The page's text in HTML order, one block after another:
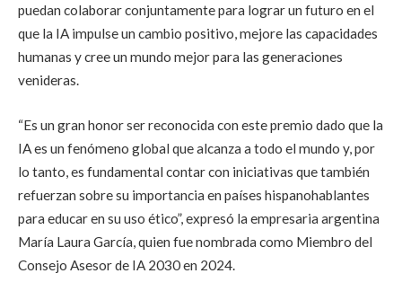
puedan colaborar conjuntamente para lograr un futuro en el
que la IA impulse un cambio positivo, mejore las capacidades
humanas y cree un mundo mejor para las generaciones
venideras.
“Es un gran honor ser reconocida con este premio dado que la
IA es un fenómeno global que alcanza a todo el mundo y, por
lo tanto, es fundamental contar con iniciativas que también
refuerzan sobre su importancia en países hispanohablantes
para educar en su uso ético”, expresó la empresaria argentina
María Laura García, quien fue nombrada como Miembro del
Consejo Asesor de IA 2030 en 2024.